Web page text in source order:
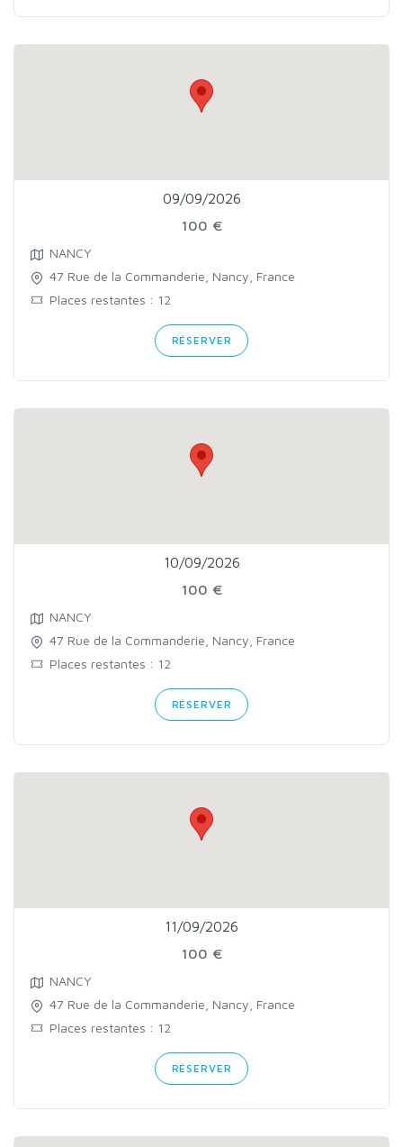
09/09/2026
100 €
NANCY
47 Rue de la Commanderie, Nancy, France
Places restantes : 12
RÉSERVER
10/09/2026
100 €
NANCY
47 Rue de la Commanderie, Nancy, France
Places restantes : 12
RÉSERVER
11/09/2026
100 €
NANCY
47 Rue de la Commanderie, Nancy, France
Places restantes : 12
RÉSERVER